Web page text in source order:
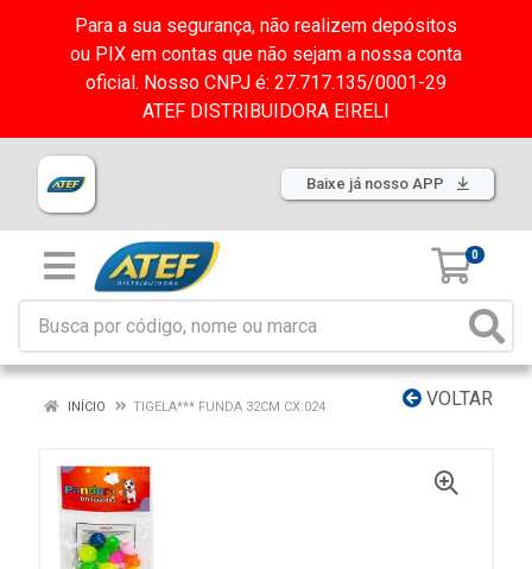
Para a sua segurança, não realizem depósitos
ou PIX em contas que não sejam a nossa conta
oficial. Nosso CNPJ é: 27.717.135/0001-29
ATEF DISTRIBUIDORA EIRELI
Baixe já nosso APP
0
VOLTAR
INÍCIO TIGELA*** FUNDA 32CM CX:024